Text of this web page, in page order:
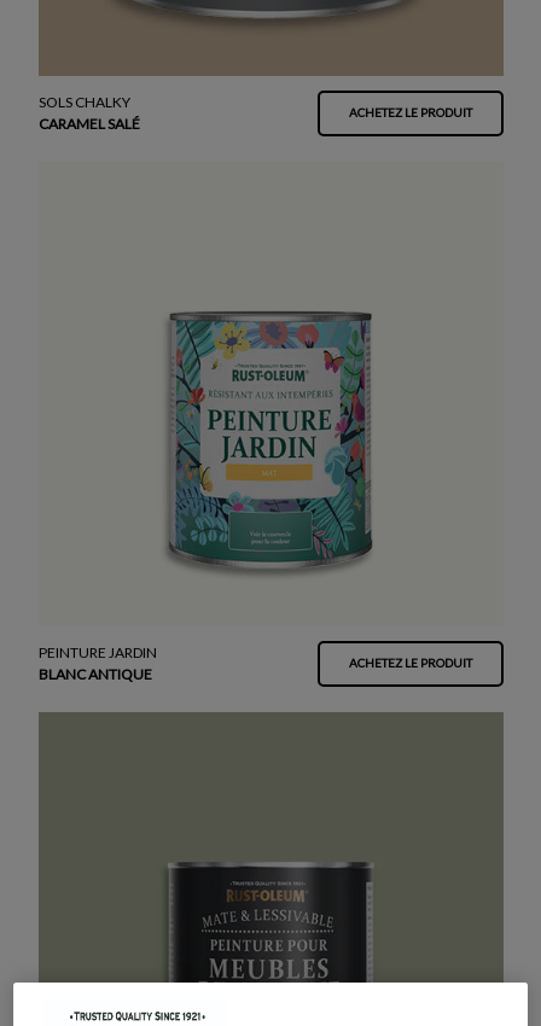
SOLS CHALKY
CARAMEL SALÉ
ACHETEZ LE PRODUIT
PEINTURE JARDIN
BLANC ANTIQUE
ACHETEZ LE PRODUIT